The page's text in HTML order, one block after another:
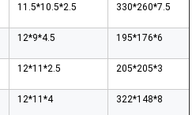
11.5*10.5*2.5 330*260*7.5
12*9*4.5 195*176*6
12*11*2.5 205*205*3
12*11*4 322*148*8